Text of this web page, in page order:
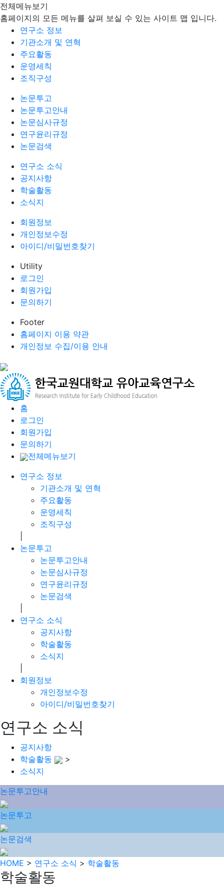
전체메뉴보기
홈페이지의 모든 메뉴를 살펴 보실 수 있는 사이트 맵 입니다.
연구소 정보
기관소개 및 연혁
주요활동
운영세칙
조직구성
논문투고
논문투고안내
논문심사규정
연구윤리규정
논문검색
연구소 소식
공지사항
학술활동
소식지
회원정보
개인정보수정
아이디/비밀번호찾기
Utility
로그인
회원가입
문의하기
Footer
홈페이지 이용 약관
개인정보 수집/이용 안내
홈
로그인
회원가입
문의하기
전체메뉴보기
연구소 정보
기관소개 및 연혁
주요활동
운영세칙
조직구성
논문투고
논문투고안내
논문심사규정
연구윤리규정
논문검색
연구소 소식
공지사항
학술활동
소식지
회원정보
개인정보수정
아이디/비밀번호찾기
연구소 소식
공지사항
학술활동
>
소식지
논문투고안내
논문투고
논문검색
HOME > 연구소 소식 > 학술활동
학술활동